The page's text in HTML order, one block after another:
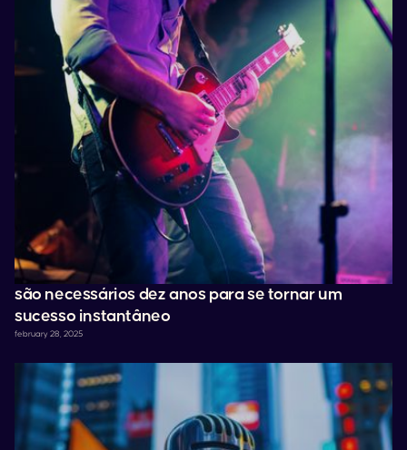
são necessários dez anos para se tornar um
sucesso instantâneo
february 28, 2025